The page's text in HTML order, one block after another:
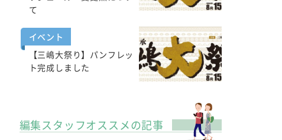
て
イベント
【三嶋大祭り】パンフレッ
ト完成しました
編集スタッフオススメの記事